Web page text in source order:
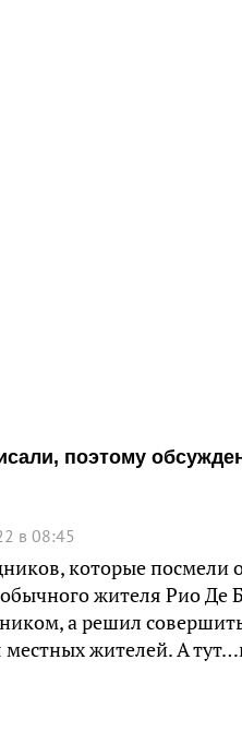
поэтому
в 08:45
которые посмели
жителя Рио Де
а решил
жителей. А